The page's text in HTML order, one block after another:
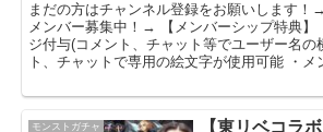
まだの方はチャンネル登録をお願いします！
メンバー募集中！→ 【メンバーシップ特典】
ジ付与(コメント、チャット等でユーザー名の
ト、チャットで専用の絵文字が使用可能 ・メ
モンストガチャ
【東リベコラ